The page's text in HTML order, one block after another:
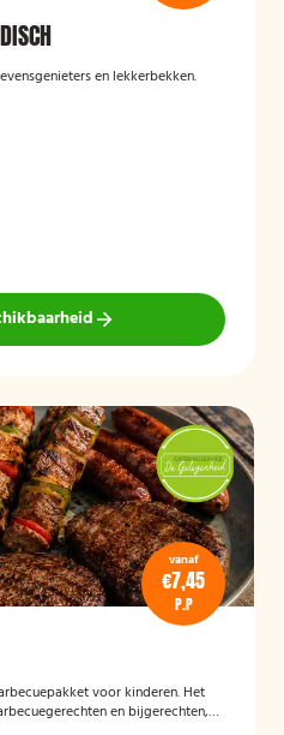
en lekkerbekken.
vanaf
€7,45
P.P
voor kinderen. Het
en bijgerechten,